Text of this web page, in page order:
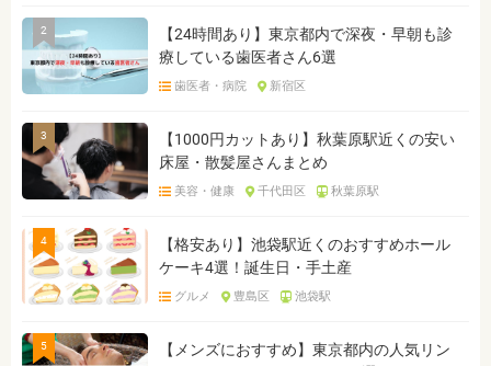
2
【24時間あり】東京都内で深夜・早朝も診
療している歯医者さん6選
歯医者・病院 新宿区
3
【1000円カットあり】秋葉原駅近くの安い
床屋・散髪屋さんまとめ
美容・健康 千代田区 秋葉原駅
4
【格安あり】池袋駅近くのおすすめホール
ケーキ4選！誕生日・手土産
グルメ 豊島区 池袋駅
5
【メンズにおすすめ】東京都内の人気リン